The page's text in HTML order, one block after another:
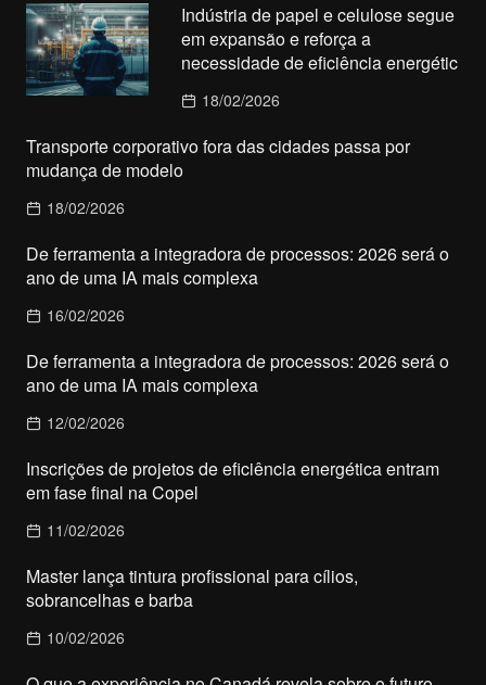
Indústria de papel e celulose segue
em expansão e reforça a
necessidade de eficiência energétic
18/02/2026
Transporte corporativo fora das cidades passa por
mudança de modelo
18/02/2026
De ferramenta a integradora de processos: 2026 será o
ano de uma IA mais complexa
16/02/2026
De ferramenta a integradora de processos: 2026 será o
ano de uma IA mais complexa
12/02/2026
Inscrições de projetos de eficiência energética entram
em fase final na Copel
11/02/2026
Master lança tintura profissional para cílios,
sobrancelhas e barba
10/02/2026